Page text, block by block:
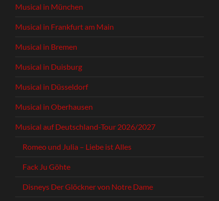
Musical in München
Musical in Frankfurt am Main
Musical in Bremen
Musical in Duisburg
Musical in Düsseldorf
Musical in Oberhausen
Musical auf Deutschland-Tour 2026/2027
Romeo und Julia – Liebe ist Alles
Fack Ju Göhte
Disneys Der Glöckner von Notre Dame